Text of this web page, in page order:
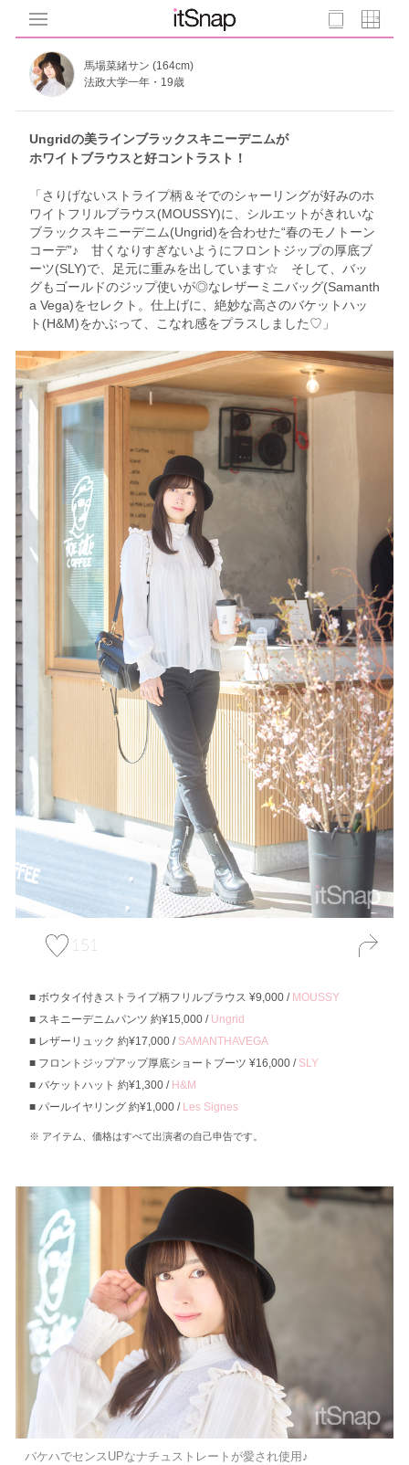
馬場菜緒サン (164cm)
法政大学一年・19歳
Ungridの美ラインブラックスキニーデニムが
ホワイトブラウスと好コントラスト！
「さりげないストライプ柄＆そでのシャーリングが好みのホ
ワイトフリルブラウス(MOUSSY)に、シルエットがきれいな
ブラックスキニーデニム(Ungrid)を合わせた“春のモノトーン
コーデ”♪ 甘くなりすぎないようにフロントジップの厚底ブ
ーツ(SLY)で、足元に重みを出しています☆ そして、バッ
グもゴールドのジップ使いが◎なレザーミニバッグ(Samanth
a Vega)をセレクト。仕上げに、絶妙な高さのバケットハッ
ト(H&M)をかぶって、こなれ感をプラスしました♡」
151
ボウタイ付きストライプ柄フリルブラウス ¥9,000 / MOUSSY
スキニーデニムパンツ 約¥15,000 / Ungrid
レザーリュック 約¥17,000 / SAMANTHAVEGA
フロントジップアップ厚底ショートブーツ ¥16,000 / SLY
バケットハット 約¥1,300 / H&M
パールイヤリング 約¥1,000 / Les Signes
アイテム、価格はすべて出演者の自己申告です。
バケハでセンスUPなナチュストレートが愛され使用♪